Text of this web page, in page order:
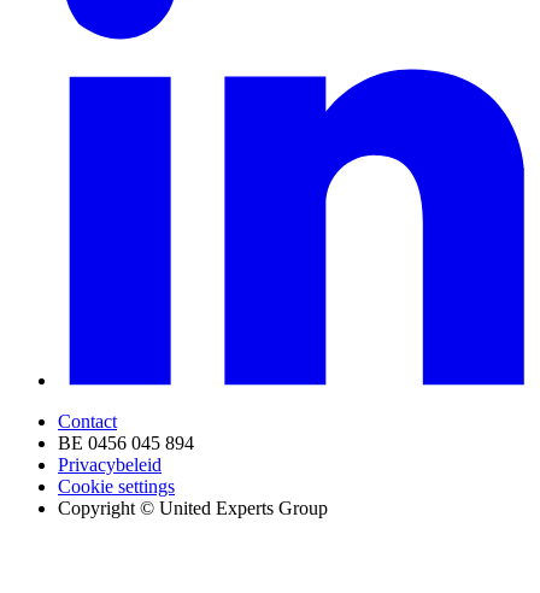
Contact
BE 0456 045 894
Privacybeleid
Cookie settings
Copyright © United Experts Group